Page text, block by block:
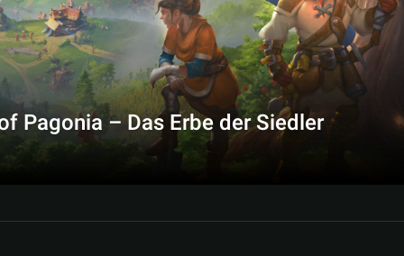
Pagonia – Das Erbe der Siedler